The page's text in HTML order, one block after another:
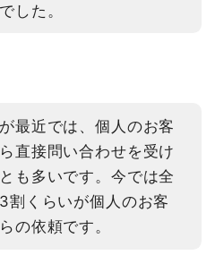
した。
最近では、個人のお客
直接問い合わせを受け
も多いです。今では全
割くらいが個人のお客
の依頼です。